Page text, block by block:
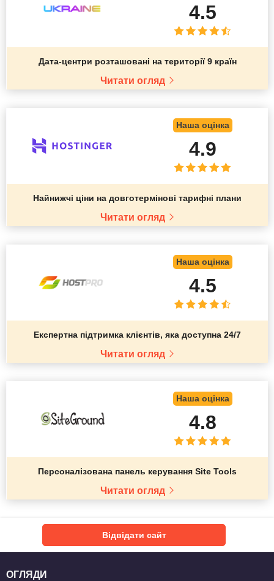
4.5
Дата-центри розташовані на території 9 країн
Читати огляд
Наша оцінка
4.9
Найнижчі ціни на довготермінові тарифні плани
Читати огляд
Наша оцінка
4.5
Експертна підтримка клієнтів, яка доступна 24/7
Читати огляд
Наша оцінка
4.8
Персоналізована панель керування Site Tools
Читати огляд
Відвідати сайт
ОГЛЯДИ